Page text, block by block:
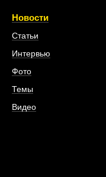
Новости
Статьи
Интервью
Фото
Темы
Видео